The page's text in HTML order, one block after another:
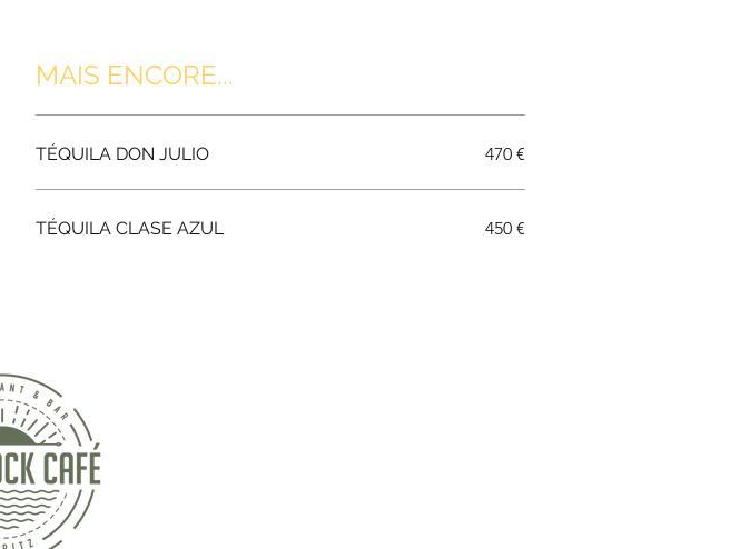
MAIS ENCORE...
TÉQUILA DON JULIO 470 €
TÉQUILA CLASE AZUL 450 €